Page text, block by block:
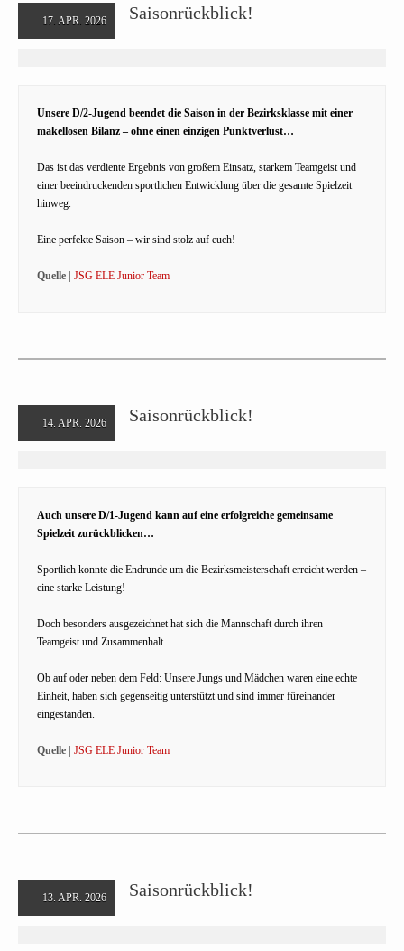
17. APR. 2026 Saisonrückblick!
Unsere D/2-Jugend beendet die Saison in der Bezirksklasse mit einer
makellosen Bilanz – ohne einen einzigen Punktverlust…
Das ist das verdiente Ergebnis von großem Einsatz, starkem Teamgeist und
einer beeindruckenden sportlichen Entwicklung über die gesamte Spielzeit
hinweg.
Eine perfekte Saison – wir sind stolz auf euch!
Quelle | JSG ELE Junior Team
14. APR. 2026 Saisonrückblick!
Auch unsere D/1-Jugend kann auf eine erfolgreiche gemeinsame
Spielzeit zurückblicken…
Sportlich konnte die Endrunde um die Bezirksmeisterschaft erreicht werden –
eine starke Leistung!
Doch besonders ausgezeichnet hat sich die Mannschaft durch ihren
Teamgeist und Zusammenhalt.
Ob auf oder neben dem Feld: Unsere Jungs und Mädchen waren eine echte
Einheit, haben sich gegenseitig unterstützt und sind immer füreinander
eingestanden.
Quelle | JSG ELE Junior Team
13. APR. 2026 Saisonrückblick!